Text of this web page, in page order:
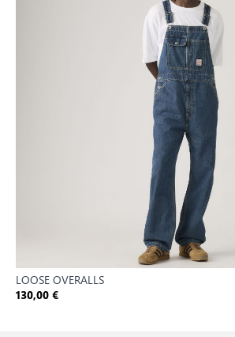
LOOSE OVERALLS
130,00 €